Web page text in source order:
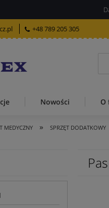
+48 789 205 305
Nowości O
MEDYCZNY » SPRZĘT DODATKOWY